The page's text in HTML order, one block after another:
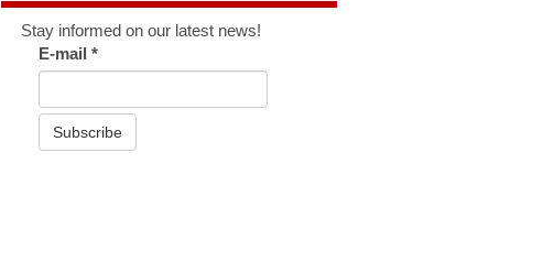
Stay informed on our latest news!
E-mail*
Subscribe